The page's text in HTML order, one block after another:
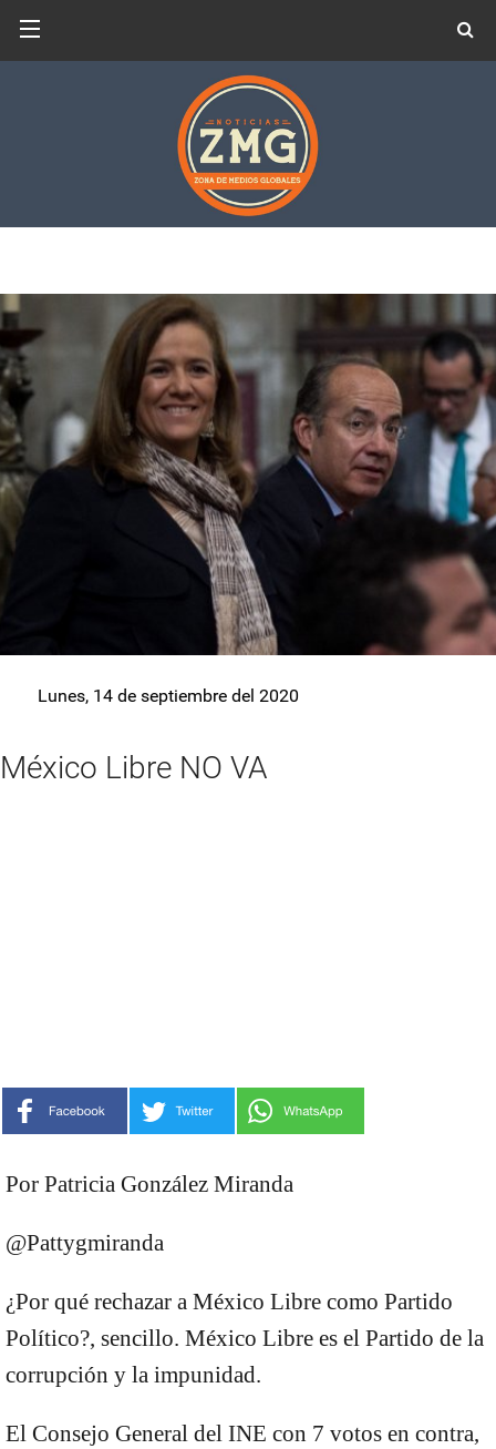
Lunes, 14 de septiembre del 2020
México Libre NO VA
Por Patricia González Miranda
@Pattygmiranda
¿Por qué rechazar a México Libre como Partido
Político?, sencillo. México Libre es el Partido de la
corrupción y la impunidad.
El Consejo General del INE con 7 votos en contra,